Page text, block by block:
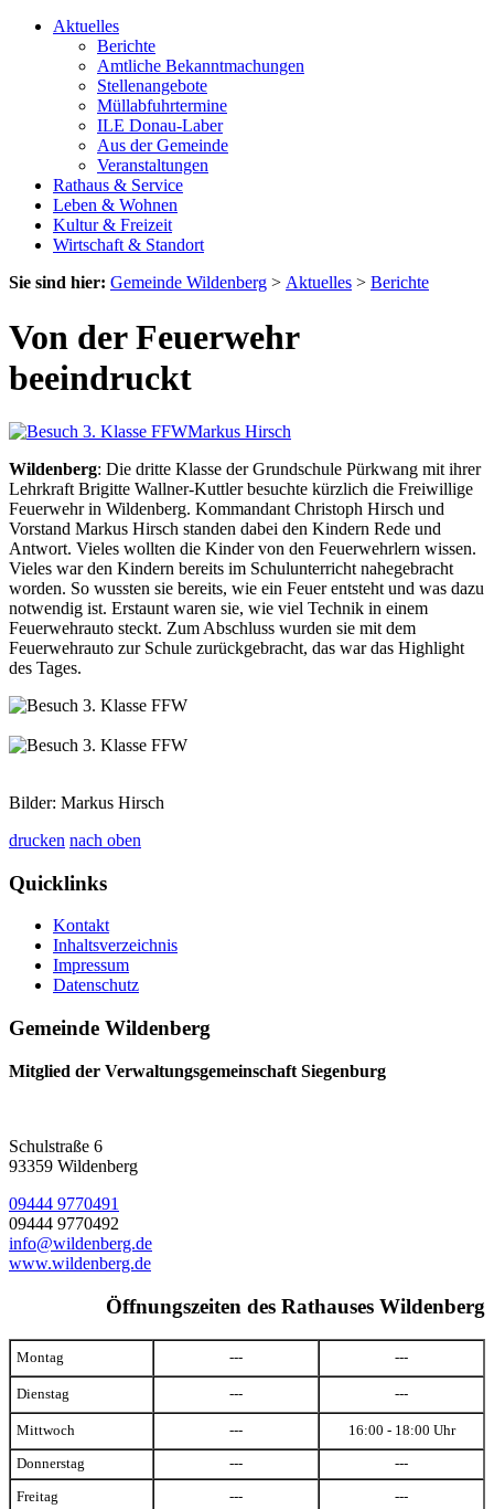
Aktuelles
Berichte
Amtliche Bekanntmachungen
Stellenangebote
Müllabfuhrtermine
ILE Donau-Laber
Aus der Gemeinde
Veranstaltungen
Rathaus & Service
Leben & Wohnen
Kultur & Freizeit
Wirtschaft & Standort
Sie sind hier: Gemeinde Wildenberg > Aktuelles > Berichte
Von der Feuerwehr
beeindruckt
Markus Hirsch
Wildenberg: Die dritte Klasse der Grundschule Pürkwang mit ihrer
Lehrkraft Brigitte Wallner-Kuttler besuchte kürzlich die Freiwillige
Feuerwehr in Wildenberg. Kommandant Christoph Hirsch und
Vorstand Markus Hirsch standen dabei den Kindern Rede und
Antwort. Vieles wollten die Kinder von den Feuerwehrlern wissen.
Vieles war den Kindern bereits im Schulunterricht nahegebracht
worden. So wussten sie bereits, wie ein Feuer entsteht und was dazu
notwendig ist. Erstaunt waren sie, wie viel Technik in einem
Feuerwehrauto steckt. Zum Abschluss wurden sie mit dem
Feuerwehrauto zur Schule zurückgebracht, das war das Highlight
des Tages.
Bilder: Markus Hirsch
drucken nach oben
Quicklinks
Kontakt
Inhaltsverzeichnis
Impressum
Datenschutz
Gemeinde Wildenberg
Mitglied der Verwaltungsgemeinschaft Siegenburg
Schulstraße 6
93359 Wildenberg
09444 9770491
09444 9770492
info@wildenberg.de
www.wildenberg.de
Öffnungszeiten des Rathauses Wildenberg
Montag --- ---
Dienstag --- ---
Mittwoch --- 16:00 - 18:00 Uhr
Donnerstag --- ---
Freitag --- ---